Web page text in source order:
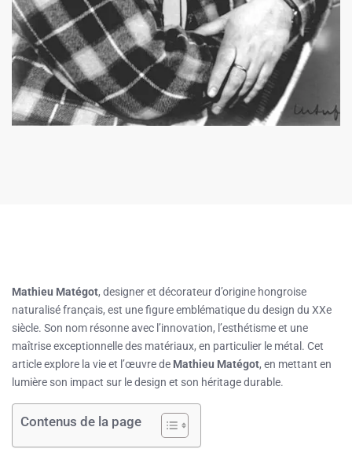
Mathieu Matégot, designer et décorateur d’origine hongroise
naturalisé français, est une figure emblématique du design du XXe
siècle. Son nom résonne avec l’innovation, l’esthétisme et une
maîtrise exceptionnelle des matériaux, en particulier le métal. Cet
article explore la vie et l’œuvre de Mathieu Matégot, en mettant en
lumière son impact sur le design et son héritage durable.
Contenus de la page